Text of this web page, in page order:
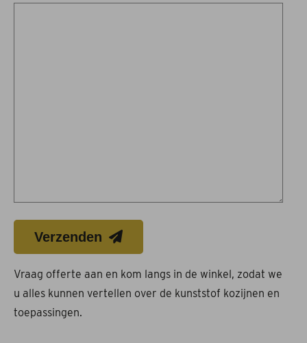
Verzenden
Vraag offerte aan en kom langs in de winkel, zodat we
u alles kunnen vertellen over de kunststof kozijnen en
toepassingen.